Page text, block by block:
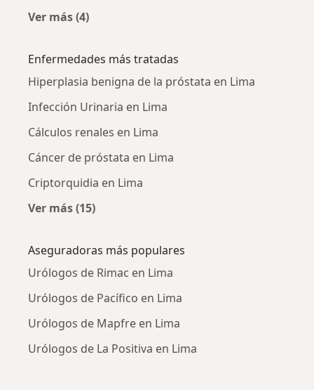
Ver más (4)
Enfermedades más tratadas
Hiperplasia benigna de la próstata en Lima
Infección Urinaria en Lima
Cálculos renales en Lima
Cáncer de próstata en Lima
Criptorquidia en Lima
Ver más (15)
Aseguradoras más populares
Urólogos de Rimac en Lima
Urólogos de Pacífico en Lima
Urólogos de Mapfre en Lima
Urólogos de La Positiva en Lima